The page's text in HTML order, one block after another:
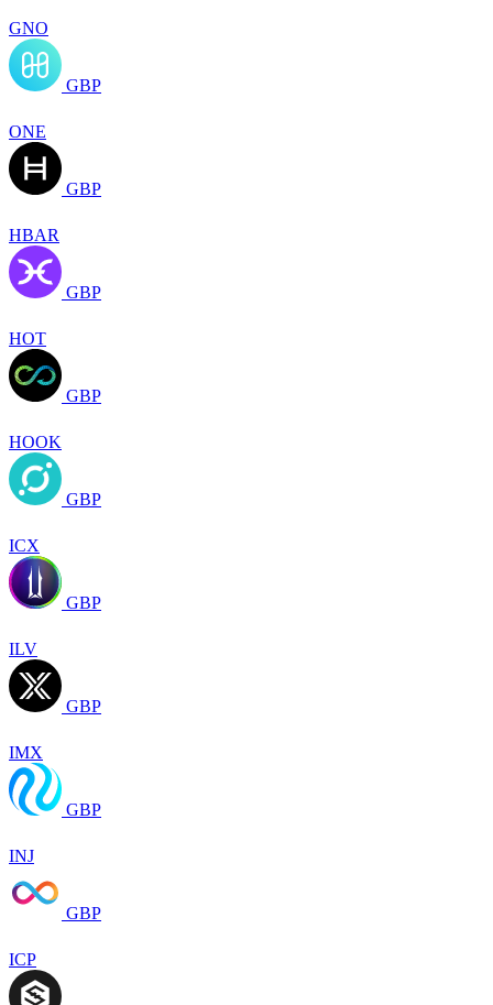
GNO
GBP
ONE
GBP
HBAR
GBP
HOT
GBP
HOOK
GBP
ICX
GBP
ILV
GBP
IMX
GBP
INJ
GBP
ICP